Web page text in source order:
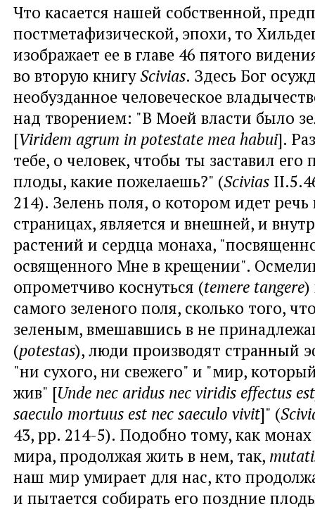
Что касается нашей собственной,
постметафизической, эпохи, то
изображает ее в главе 46 пятого
во вторую книгуScivias. Здесь Бог
необузданное человеческое
над творением: "В Моей власти было
[Viridem agrum in potestate mea habui].
тебе, о человек, чтобы ты заставил его
плоды, какие пожелаешь?" (Scivias
214). Зелень поля, о котором идет речь
страницах, является и внешней, и
растений и сердца монаха,
освященного Мне в крещении".
опрометчиво коснуться (temere tangere)
самого зеленого поля, сколько того,
зеленым, вмешавшись в не
(potestas), люди производят странный
"ни сухого, ни свежего" и "мир,
жив" [Unde nec aridus nec viridis effectus
saeculo mortuus est nec saeculo vivit]" (
43, pp. 214-5). Подобно тому, как
мира, продолжая жить в нем, так,
наш мир умирает для нас, кто
и пытается собирать его поздние